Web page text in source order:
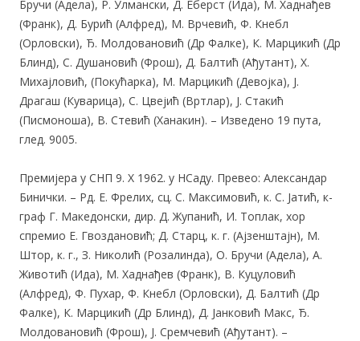
Бручи (Адела), Р. Улмански, Д. Еберст (Ида), М. Хаднађев
(Франк), Д. Бурић (Алфред), М. Врчевић, Ф. Кнебл
(Орловски), Ђ. Молдовановић (Др Фалке), К. Марцикић (Др
Блинд), С. Душановић (Фрош), Д. Балтић (Ађутант), Х.
Михајловић, (Покућарка), М. Марцикић (Девојка), Ј.
Драгаш (Куварица), С. Цвејић (Вртлар), Ј. Стакић
(Писмоноша), В. Стевић (Ханакин). – Изведено 19 пута,
глед. 9005.
Премијера у СНП 9. X 1962. у НСаду. Превео: Александар
Бинички. – Рд. Е. Фрелих, сц. С. Максимовић, к. С. Јатић, к-
граф Г. Македонски, дир. Д. Жупанић, И. Топлак, хор
спремио Е. Гвоздановић; Д. Старц, к. г. (Ајзенштајн), М.
Штор, к. г., З. Николић (Розалинда), О. Бручи (Адела), А.
Животић (Ида), М. Хаднађев (Франк), В. Куцуловић
(Алфред), Ф. Пухар, Ф. Кнебл (Орловски), Д. Балтић (Др
Фалке), К. Марцикић (Др Блинд), Д. Јанковић Макс, Ђ.
Молдовановић (Фрош), Ј. Сремчевић (Ађутант). –